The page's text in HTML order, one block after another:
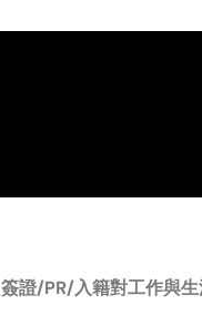
簽證/PR/入籍對工作與